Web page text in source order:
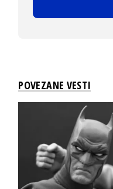
POVEZANE VESTI